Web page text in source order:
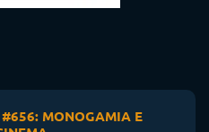
MONOGAMIA E